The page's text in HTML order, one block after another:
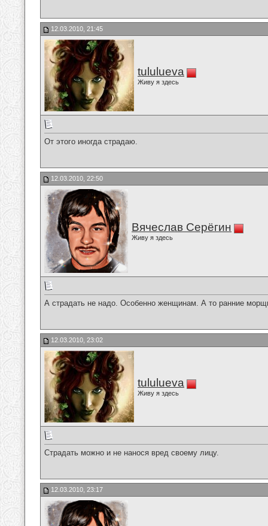
12.03.2010, 21:45
tululueva
Живу я здесь
От этого иногда страдаю.
12.03.2010, 22:50
Вячеслав Серёгин
Живу я здесь
А страдать не надо. Особенно женщинам. А то ранние
12.03.2010, 23:02
tululueva
Живу я здесь
Страдать можно и не нанося вред своему лицу.
12.03.2010, 23:17